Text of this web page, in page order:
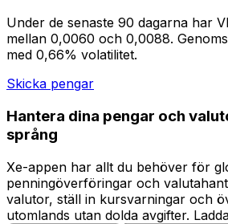
Under de senaste 90 dagarna har
mellan 0,0060 och 0,0088.
med 0,66% volatilitet.
Skicka pengar
Hantera dina pengar och
språng
Xe-appen har allt du behöver för
penningöverföringar och
valutor, ställ in kursvarningar och
utomlands utan dolda avgifter.